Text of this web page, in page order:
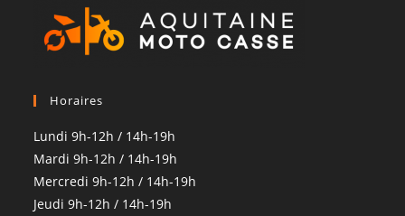
Horaires
Lundi 9h-12h / 14h-19h
Mardi 9h-12h / 14h-19h
Mercredi 9h-12h / 14h-19h
Jeudi 9h-12h / 14h-19h